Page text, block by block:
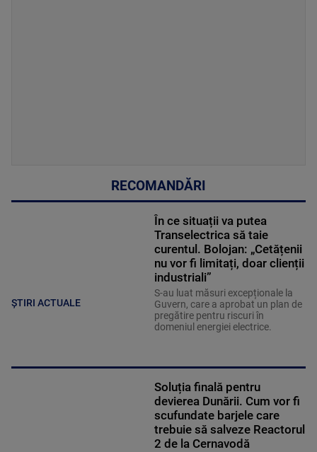
RECOMANDĂRI
ȘTIRI ACTUALE
În ce situații va putea
Transelectrica să taie
curentul. Bolojan: „Cetățenii
nu vor fi limitați, doar clienții
industriali”
S-au luat măsuri excepționale la
Guvern, care a aprobat un plan de
pregătire pentru riscuri în
domeniul energiei electrice.
Soluția finală pentru
devierea Dunării. Cum vor fi
scufundate barjele care
trebuie să salveze Reactorul
2 de la Cernavodă